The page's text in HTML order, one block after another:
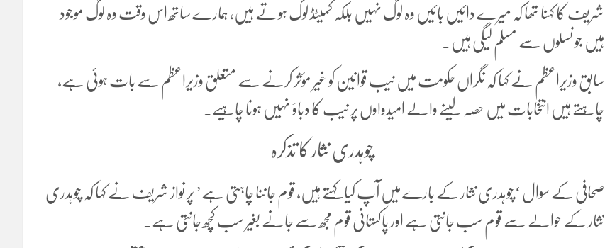
شریف کا کہنا تھا کہ میرے دائیں بائیں وہ لوگ نہیں بلکہ کمیٹڈ لوگ ہوتے ہیں، ہمارے ساتھ اس وقت وہ لوگ موجود
ہیں جو نسلوں سے مسلم لیگی ہیں۔
سابق وزیراعظم نے کہا کہ نگراں حکومت میں نیب قوانین کو غیر مؤثر کرنے سے متعلق وزیراعظم سے بات ہوئی ہے،
چاہتے ہیں انتخابات میں حصہ لینے والے امیدواوں پر نیب کا دباؤ نہیں ہونا چاہیے۔
چوہدری نثار کا تذکرہ
صحافی کے سوال ‘چوہدری نثار کے بارے میں آپ کیا کہتے ہیں، قوم جاننا چاہتی ہے’ پر نواز شریف نے کہا کہ چوہدری
نثار کے حوالے سے قوم سب جانتی ہے اور پاکستانی قوم مجھ سے جانے بغیر سب کچھ جانتی ہے۔